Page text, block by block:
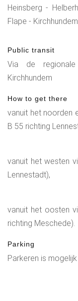
Heinsberg -
Flape - Kirchhundem
Public transit
Via de
Kirchhundem
How to get there
vanuit het noorden
B 55 richting
vanuit het westen
Lennestadt),
vanuit het oosten
richting Meschede).
Parking
Parkeren is